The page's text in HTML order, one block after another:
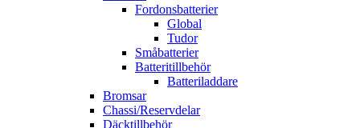
Fordonsbatterier
Global
Tudor
Småbatterier
Batteritillbehör
Batteriladdare
Bromsar
Chassi/Reservdelar
Däcktillbehör